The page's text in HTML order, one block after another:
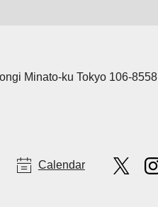
Minato-ku Tokyo 106-8558
Calendar